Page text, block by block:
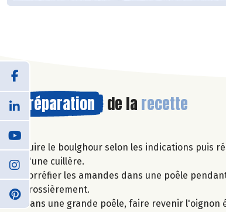
Préparation de la recette
Cuire le boulghour selon les indications puis
d'une cuillère.
Torréfier les amandes dans une poêle
grossièrement.
Dans une grande poêle, faire revenir